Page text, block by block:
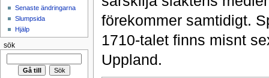
förekommer samtidigt.
1710-talet finns misnt
Uppland.
Senaste ändringarna
Slumpsida
Hjälp
sök